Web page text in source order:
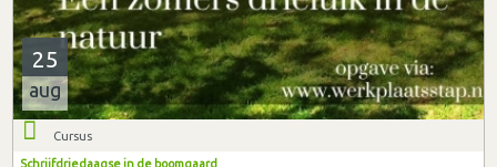
25
aug
Cursus
Schrijfdriedaagse in de boomgaard